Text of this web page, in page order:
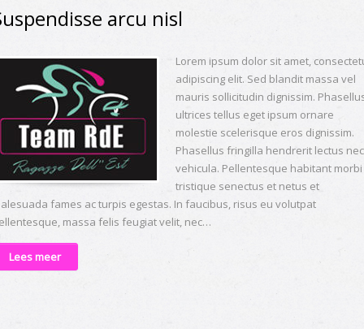
arcu nisl
Lorem ipsum dolor sit amet,
adipiscing elit. Sed blandit massa vel
mauris sollicitudin dignissim.
ultrices tellus eget ipsum ornare
molestie scelerisque eros dignissim.
Phasellus fringilla hendrerit lectus nec
vehicula. Pellentesque habitant morbi
tristique senectus et netus et
fames ac turpis egestas. In faucibus, risus eu volutpat
massa felis feugiat velit, nec…
Lees meer